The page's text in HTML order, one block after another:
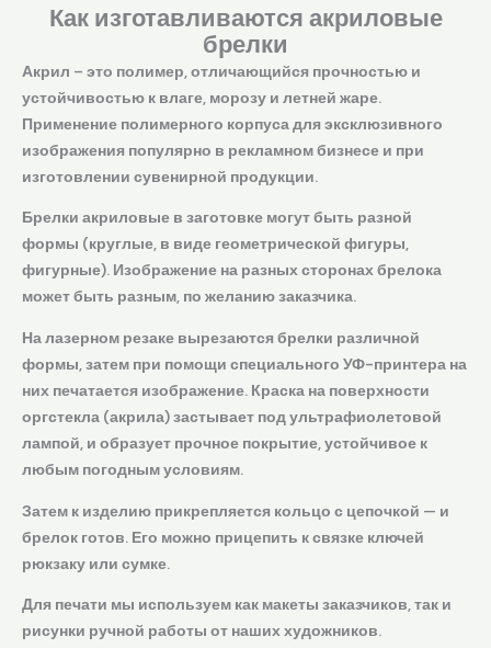
Как изготавливаются акриловые
брелки
Акрил – это полимер, отличающийся прочностью и
устойчивостью к влаге, морозу и летней жаре.
Применение полимерного корпуса для эксклюзивного
изображения популярно в рекламном бизнесе и при
изготовлении сувенирной продукции.
Брелки акриловые в заготовке могут быть разной
формы (круглые, в виде геометрической фигуры,
фигурные). Изображение на разных сторонах брелока
может быть разным, по желанию заказчика.
На лазерном резаке вырезаются брелки различной
формы, затем при помощи специального УФ-принтера на
них печатается изображение. Краска на поверхности
оргстекла (акрила) застывает под ультрафиолетовой
лампой, и образует прочное покрытие, устойчивое к
любым погодным условиям.
Затем к изделию прикрепляется кольцо с цепочкой — и
брелок готов. Его можно прицепить к связке ключей
рюкзаку или сумке.
Для печати мы используем как макеты заказчиков, так и
рисунки ручной работы от наших художников.